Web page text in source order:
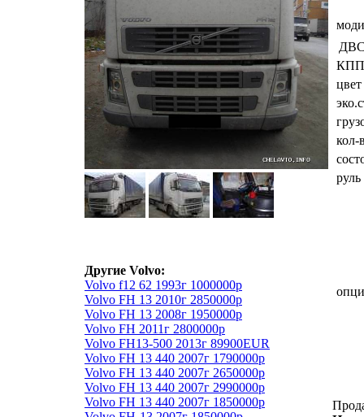
Другие Volvo:
Volvo f12 62 1993г 1000000р
Volvo FH 13 2010г 2850000р
Volvo FH 13 2008г 1950000р
Volvo FH 2011г 2800000р
Volvo FH13-500 2013г 89900EUR
Volvo FH 13 440 2007г 1790000р
Volvo FH 13 440 2007г 2650000р
Volvo FH 13 440 2007г 2990000р
Volvo FH 13 440 2007г 1850000р
КПП
цвет
кол-
руль